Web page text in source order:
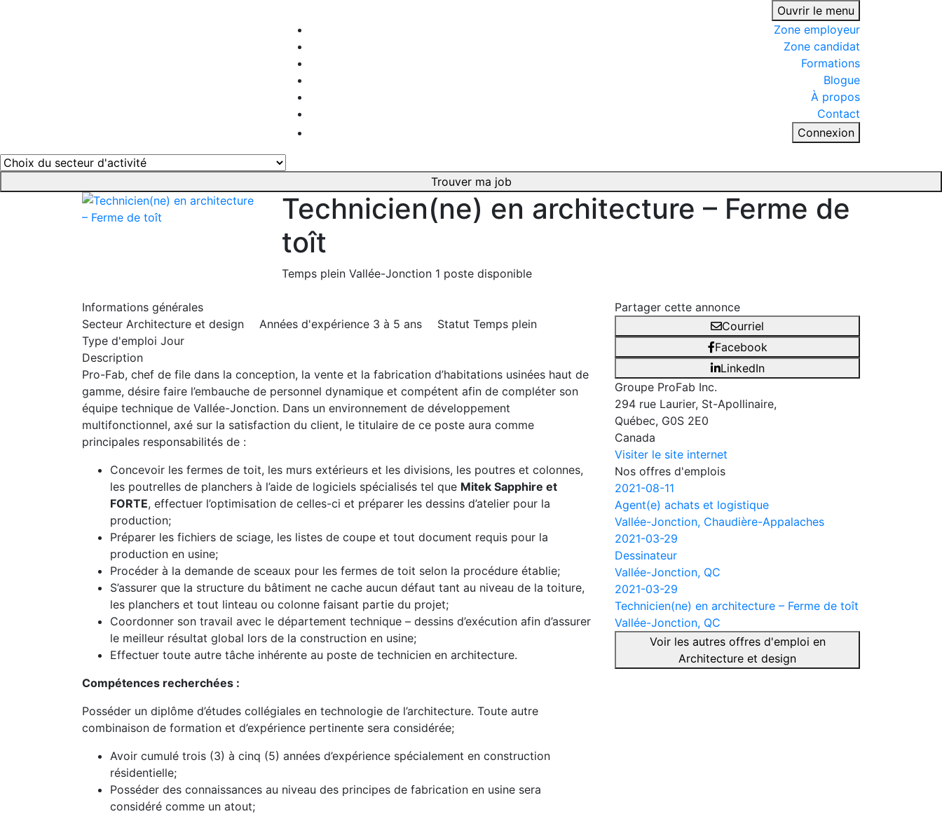
Ouvrir le menu
Zone employeur
Zone candidat
Formations
Blogue
À propos
Contact
Connexion
Trouver ma job
Technicien(ne) en architecture – Ferme de
toît
Temps plein Vallée-Jonction 1 poste disponible
Informations générales
Secteur Architecture et design Années d'expérience 3 à 5 ans Statut Temps plein
Type d'emploi Jour
Description
Pro-Fab, chef de file dans la conception, la vente et la fabrication d’habitations usinées haut de
gamme, désire faire l’embauche de personnel dynamique et compétent afin de compléter son
équipe technique de Vallée-Jonction. Dans un environnement de développement
multifonctionnel, axé sur la satisfaction du client, le titulaire de ce poste aura comme
principales responsabilités de :
Concevoir les fermes de toit, les murs extérieurs et les divisions, les poutres et colonnes,
les poutrelles de planchers à l’aide de logiciels spécialisés tel que Mitek Sapphire et
FORTE, effectuer l’optimisation de celles-ci et préparer les dessins d’atelier pour la
production;
Préparer les fichiers de sciage, les listes de coupe et tout document requis pour la
production en usine;
Procéder à la demande de sceaux pour les fermes de toit selon la procédure établie;
S’assurer que la structure du bâtiment ne cache aucun défaut tant au niveau de la toiture,
les planchers et tout linteau ou colonne faisant partie du projet;
Coordonner son travail avec le département technique – dessins d’exécution afin d’assurer
le meilleur résultat global lors de la construction en usine;
Effectuer toute autre tâche inhérente au poste de technicien en architecture.
Compétences recherchées :
Posséder un diplôme d’études collégiales en technologie de l’architecture. Toute autre
combinaison de formation et d’expérience pertinente sera considérée;
Avoir cumulé trois (3) à cinq (5) années d’expérience spécialement en construction
résidentielle;
Posséder des connaissances au niveau des principes de fabrication en usine sera
considéré comme un atout;
Partager cette annonce
Courriel
Facebook
LinkedIn
Groupe ProFab Inc.
294 rue Laurier, St-Apollinaire,
Québec, G0S 2E0
Canada
Visiter le site internet
Nos offres d'emplois
2021-08-11
Agent(e) achats et logistique
Vallée-Jonction, Chaudière-Appalaches
2021-03-29
Dessinateur
Vallée-Jonction, QC
2021-03-29
Technicien(ne) en architecture – Ferme de toît
Vallée-Jonction, QC
Voir les autres offres d'emploi en
Architecture et design